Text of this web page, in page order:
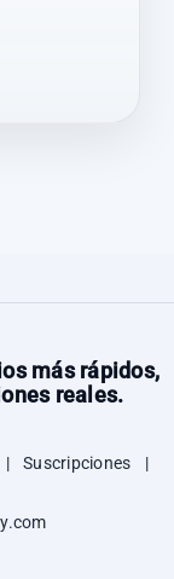
más rápidos,
reales.
| Suscripciones |